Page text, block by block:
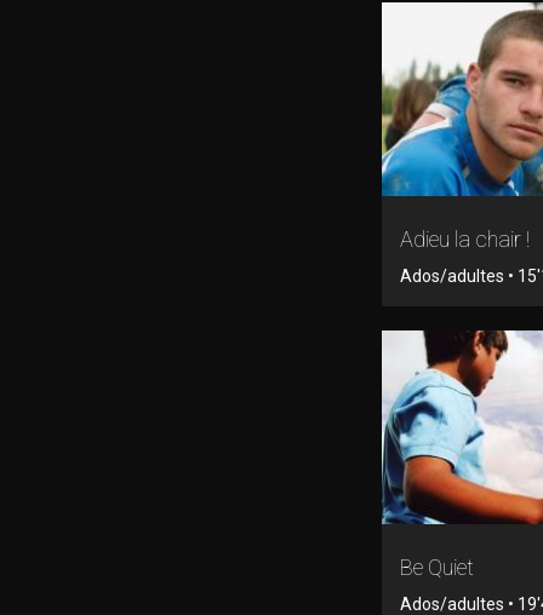
Adieu la chair !
Ados/adultes •
Be Quiet
Ados/adultes •